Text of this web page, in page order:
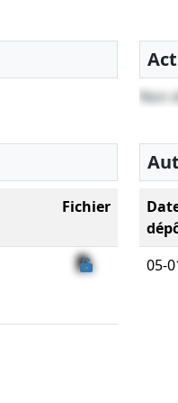
Non
Fichier
05-